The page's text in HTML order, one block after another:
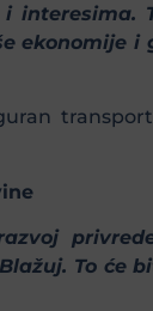
ekonomije
To će